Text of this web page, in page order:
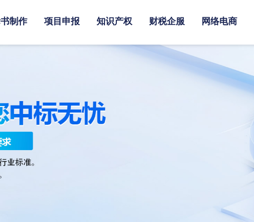
制作 项目申报 知识产权 财税企服 网络电商